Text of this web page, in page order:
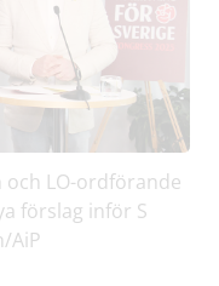
och LO-ordförande
förslag inför S
AiP